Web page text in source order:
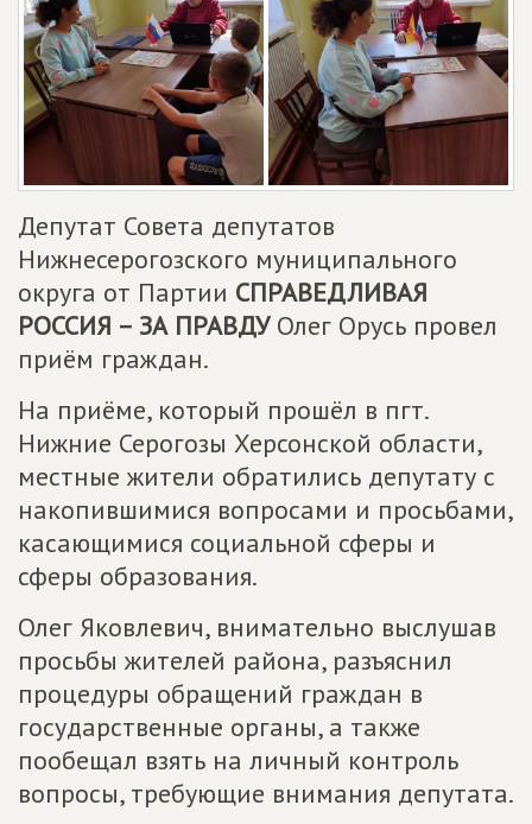
Депутат Совета депутатов
Нижнесерогозского муниципального
округа от Партии СПРАВЕДЛИВАЯ
РОССИЯ – ЗА ПРАВДУОлег Орусь провел
приём граждан.
На приёме, который прошёл в пгт.
Нижние Серогозы Херсонской области,
местные жители обратились депутату с
накопившимися вопросами и просьбами,
касающимися социальной сферы и
сферы образования.
Олег Яковлевич, внимательно выслушав
просьбы жителей района, разъяснил
процедуры обращений граждан в
государственные органы, а также
пообещал взять на личный контроль
вопросы, требующие внимания депутата.